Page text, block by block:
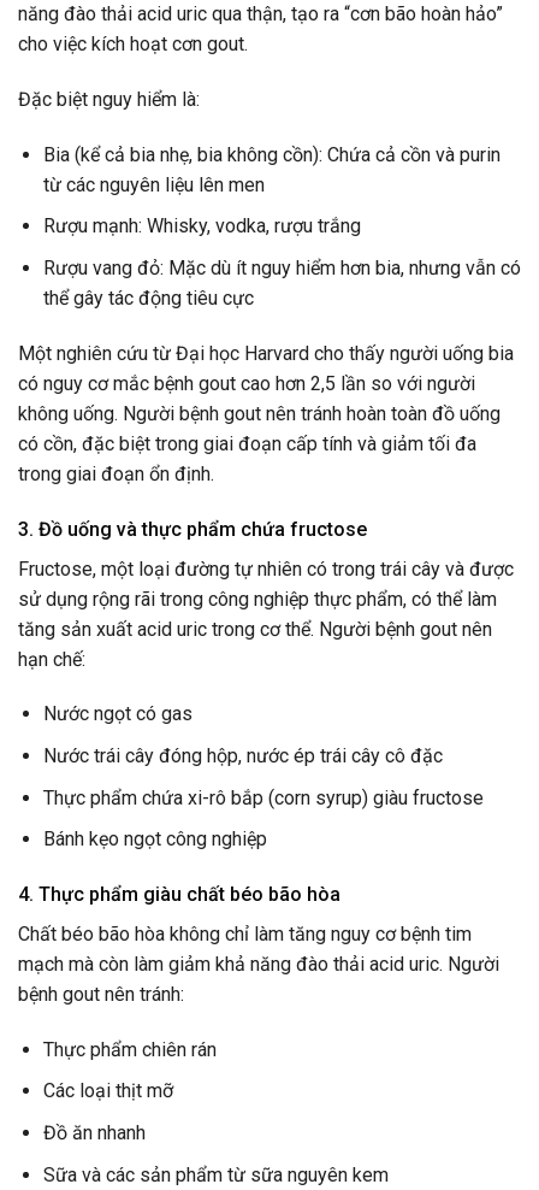
năng đào thải acid uric qua thận, tạo ra “cơn bão hoàn hảo”
cho việc kích hoạt cơn gout.
Đặc biệt nguy hiểm là:
Bia (kể cả bia nhẹ, bia không cồn): Chứa cả cồn và purin
từ các nguyên liệu lên men
Rượu mạnh: Whisky, vodka, rượu trắng
Rượu vang đỏ: Mặc dù ít nguy hiểm hơn bia, nhưng vẫn có
thể gây tác động tiêu cực
Một nghiên cứu từ Đại học Harvard cho thấy người uống bia
có nguy cơ mắc bệnh gout cao hơn 2,5 lần so với người
không uống. Người bệnh gout nên tránh hoàn toàn đồ uống
có cồn, đặc biệt trong giai đoạn cấp tính và giảm tối đa
trong giai đoạn ổn định.
3. Đồ uống và thực phẩm chứa fructose
Fructose, một loại đường tự nhiên có trong trái cây và được
sử dụng rộng rãi trong công nghiệp thực phẩm, có thể làm
tăng sản xuất acid uric trong cơ thể. Người bệnh gout nên
hạn chế:
Nước ngọt có gas
Nước trái cây đóng hộp, nước ép trái cây cô đặc
Thực phẩm chứa xi-rô bắp (corn syrup) giàu fructose
Bánh kẹo ngọt công nghiệp
4. Thực phẩm giàu chất béo bão hòa
Chất béo bão hòa không chỉ làm tăng nguy cơ bệnh tim
mạch mà còn làm giảm khả năng đào thải acid uric. Người
bệnh gout nên tránh:
Thực phẩm chiên rán
Các loại thịt mỡ
Đồ ăn nhanh
Sữa và các sản phẩm từ sữa nguyên kem